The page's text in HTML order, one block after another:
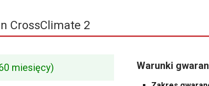
CrossClimate 2
miesięcy) Warunki